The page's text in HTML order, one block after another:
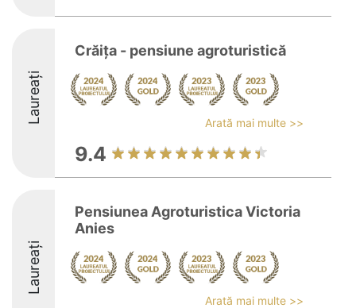
Laureați
Crăița - pensiune agroturistică
Arată mai multe >>
9.4
Laureați
Pensiunea Agroturistica Victoria
Anies
Arată mai multe >>